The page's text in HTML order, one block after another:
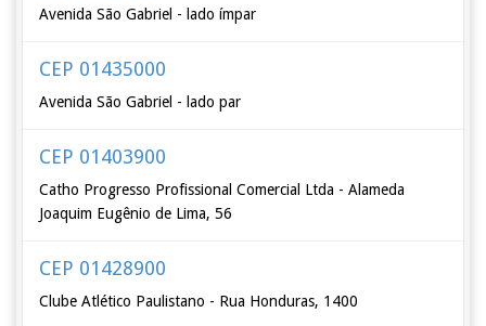
Avenida São Gabriel - lado ímpar
CEP 01435000
Avenida São Gabriel - lado par
CEP 01403900
Catho Progresso Profissional Comercial Ltda - Alameda
Joaquim Eugênio de Lima, 56
CEP 01428900
Clube Atlético Paulistano - Rua Honduras, 1400